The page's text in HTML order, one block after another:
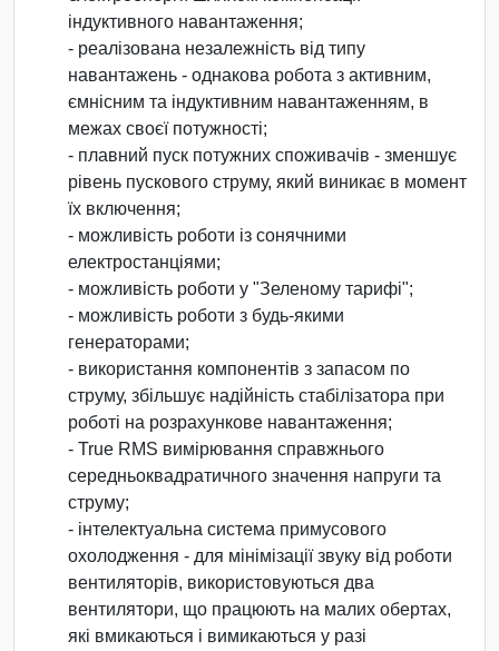
індуктивного навантаження;
- реалізована незалежність від типу
навантажень - однакова робота з активним,
ємнісним та індуктивним навантаженням, в
межах своєї потужності;
- плавний пуск потужних споживачів - зменшує
рівень пускового струму, який виникає в момент
їх включення;
- можливість роботи із сонячними
електростанціями;
- можливість роботи у "Зеленому тарифі";
- можливість роботи з будь-якими
генераторами;
- використання компонентів з запасом по
струму, збільшує надійність стабілізатора при
роботі на розрахункове навантаження;
- True RMS вимірювання справжнього
середньоквадратичного значення напруги та
струму;
- інтелектуальна система примусового
охолодження - для мінімізації звуку від роботи
вентиляторів, використовуються два
вентилятори, що працюють на малих обертах,
які вмикаються і вимикаються у разі